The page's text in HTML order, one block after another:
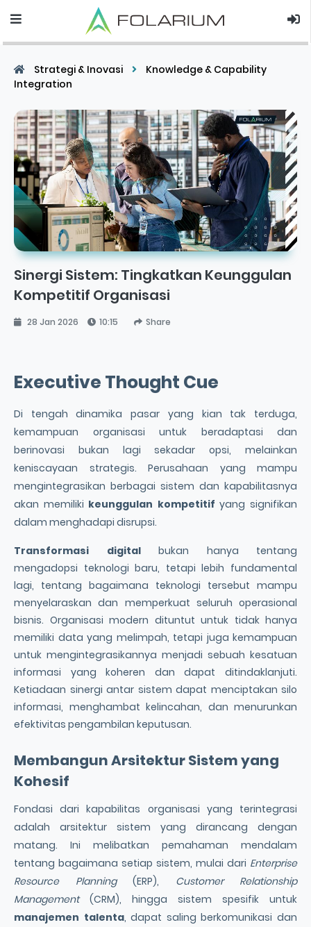
Strategi & Inovasi
Knowledge & Capability
Integration
Sinergi Sistem: Tingkatkan Keunggulan
Kompetitif Organisasi
28 Jan 2026 10:15 Share
Executive Thought Cue
Di tengah dinamika pasar yang kian tak terduga,
kemampuan organisasi untuk beradaptasi dan
berinovasi bukan lagi sekadar opsi, melainkan
keniscayaan strategis. Perusahaan yang mampu
mengintegrasikan berbagai sistem dan kapabilitasnya
akan memiliki keunggulan kompetitif yang signifikan
dalam menghadapi disrupsi.
Transformasi digitalbukan hanya tentang
mengadopsi teknologi baru, tetapi lebih fundamental
lagi, tentang bagaimana teknologi tersebut mampu
menyelaraskan dan memperkuat seluruh operasional
bisnis. Organisasi modern dituntut untuk tidak hanya
memiliki data yang melimpah, tetapi juga kemampuan
untuk mengintegrasikannya menjadi sebuah kesatuan
informasi yang koheren dan dapat ditindaklanjuti.
Ketiadaan sinergi antar sistem dapat menciptakan silo
informasi, menghambat kelincahan, dan menurunkan
efektivitas pengambilan keputusan.
Membangun Arsitektur Sistem yang
Kohesif
Fondasi dari kapabilitas organisasi yang terintegrasi
adalah arsitektur sistem yang dirancang dengan
matang. Ini melibatkan pemahaman mendalam
tentang bagaimana setiap sistem, mulai dari Enterprise
Resource Planning(ERP), Customer Relationship
Management(CRM), hingga sistem spesifik untuk
manajemen talenta, dapat saling berkomunikasi dan